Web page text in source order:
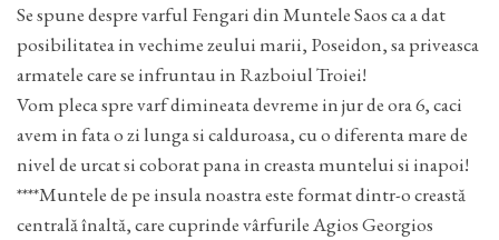
Se spune despre varful Fengari din Muntele Saos ca a dat
posibilitatea in vechime zeului marii, Poseidon, sa priveasca
armatele care se infruntau in Razboiul Troiei!
Vom pleca spre varf dimineata devreme in jur de ora 6, caci
avem in fata o zi lunga si calduroasa, cu o diferenta mare de
nivel de urcat si coborat pana in creasta muntelui si inapoi!
****Muntele de pe insula noastra este format dintr-o creastă
centrală înaltă, care cuprinde vârfurile Agios Georgios